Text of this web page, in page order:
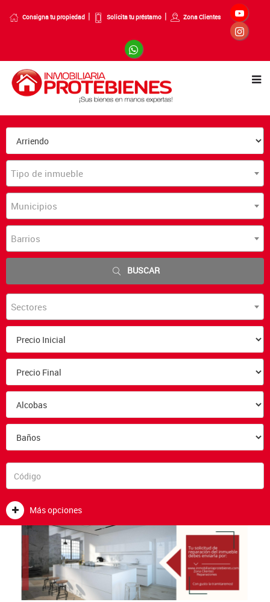
Consigna tu propiedad Solicita tu préstamo Zona Clientes
Tipo de inmueble
Municipios
Barrios
BUSCAR
Sectores
Más opciones